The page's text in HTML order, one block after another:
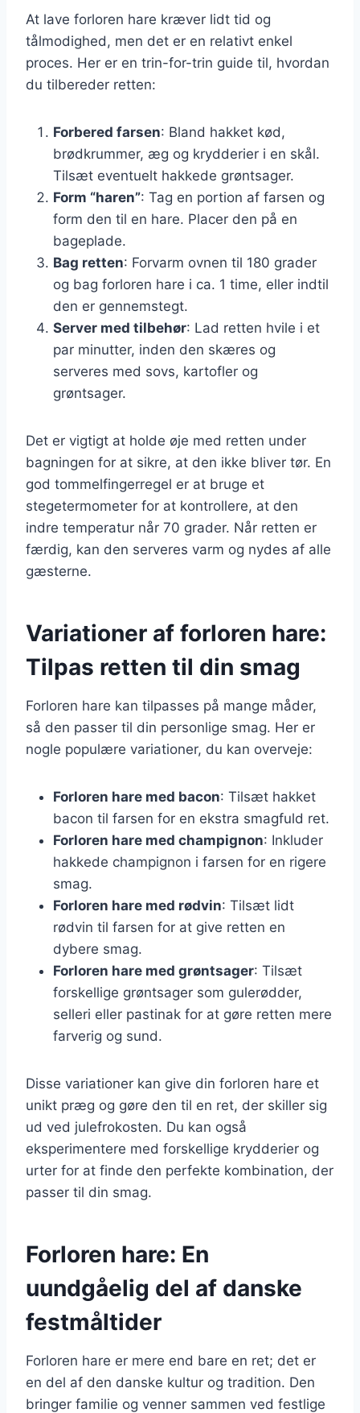
At lave forloren hare kræver lidt tid og
tålmodighed, men det er en relativt enkel
proces. Her er en trin-for-trin guide til, hvordan
du tilbereder retten:
Forbered farsen: Bland hakket kød,
brødkrummer, æg og krydderier i en skål.
Tilsæt eventuelt hakkede grøntsager.
Form “haren”: Tag en portion af farsen og
form den til en hare. Placer den på en
bageplade.
Bag retten: Forvarm ovnen til 180 grader
og bag forloren hare i ca. 1 time, eller indtil
den er gennemstegt.
Server med tilbehør: Lad retten hvile i et
par minutter, inden den skæres og
serveres med sovs, kartofler og
grøntsager.
Det er vigtigt at holde øje med retten under
bagningen for at sikre, at den ikke bliver tør. En
god tommelfingerregel er at bruge et
stegetermometer for at kontrollere, at den
indre temperatur når 70 grader. Når retten er
færdig, kan den serveres varm og nydes af alle
gæsterne.
Variationer af forloren hare:
Tilpas retten til din smag
Forloren hare kan tilpasses på mange måder,
så den passer til din personlige smag. Her er
nogle populære variationer, du kan overveje:
Forloren hare med bacon: Tilsæt hakket
bacon til farsen for en ekstra smagfuld ret.
Forloren hare med champignon: Inkluder
hakkede champignon i farsen for en rigere
smag.
Forloren hare med rødvin: Tilsæt lidt
rødvin til farsen for at give retten en
dybere smag.
Forloren hare med grøntsager: Tilsæt
forskellige grøntsager som gulerødder,
selleri eller pastinak for at gøre retten mere
farverig og sund.
Disse variationer kan give din forloren hare et
unikt præg og gøre den til en ret, der skiller sig
ud ved julefrokosten. Du kan også
eksperimentere med forskellige krydderier og
urter for at finde den perfekte kombination, der
passer til din smag.
Forloren hare: En
uundgåelig del af danske
festmåltider
Forloren hare er mere end bare en ret; det er
en del af den danske kultur og tradition. Den
bringer familie og venner sammen ved festlige